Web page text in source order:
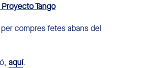
Tango
compres fetes abans del
aquí.